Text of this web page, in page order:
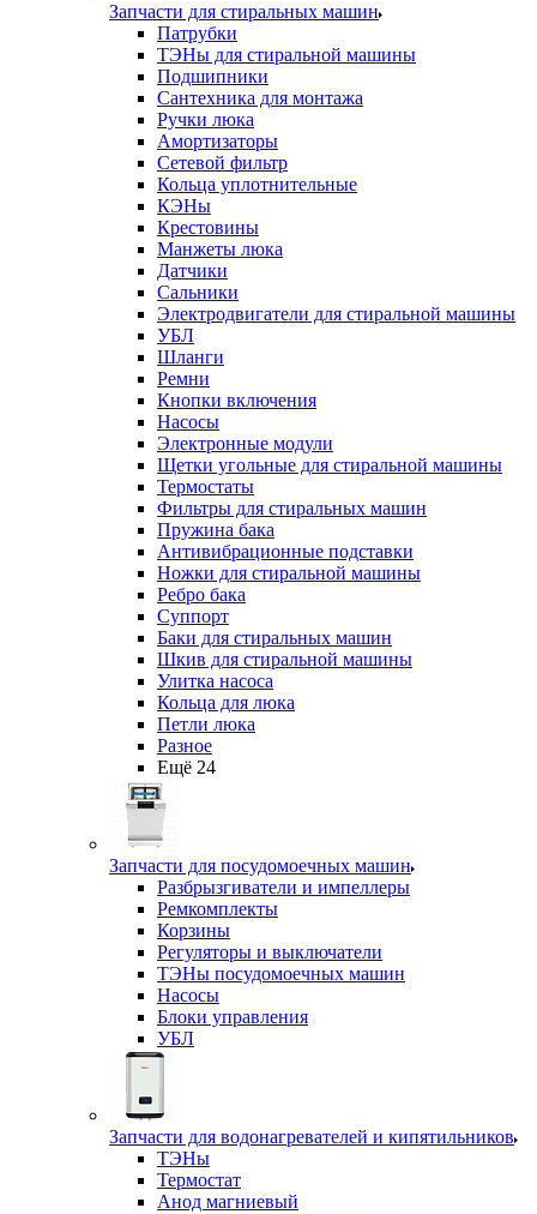
Запчасти для стиральных машин
Патрубки
ТЭНы для стиральной машины
Подшипники
Сантехника для монтажа
Ручки люка
Амортизаторы
Сетевой фильтр
Кольца уплотнительные
КЭНы
Крестовины
Манжеты люка
Датчики
Сальники
Электродвигатели для стиральной машины
УБЛ
Шланги
Ремни
Кнопки включения
Насосы
Электронные модули
Щетки угольные для стиральной машины
Термостаты
Фильтры для стиральных машин
Пружина бака
Антивибрационные подставки
Ножки для стиральной машины
Ребро бака
Суппорт
Баки для стиральных машин
Шкив для стиральной машины
Улитка насоса
Кольца для люка
Петли люка
Разное
Ещё 24
Запчасти для посудомоечных машин
Разбрызгиватели и импеллеры
Ремкомплекты
Корзины
Регуляторы и выключатели
ТЭНы посудомоечных машин
Насосы
Блоки управления
УБЛ
Запчасти для водонагревателей и кипятильников
ТЭНы
Термостат
Анод магниевый